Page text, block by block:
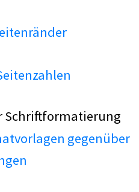
Schriftformatierung
gegenüber